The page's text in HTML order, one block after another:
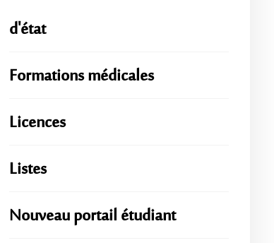
d'état
Formations médicales
Licences
Listes
Nouveau portail étudiant